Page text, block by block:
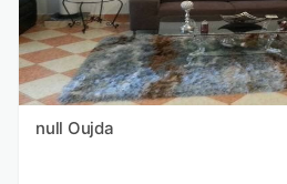
null Oujda